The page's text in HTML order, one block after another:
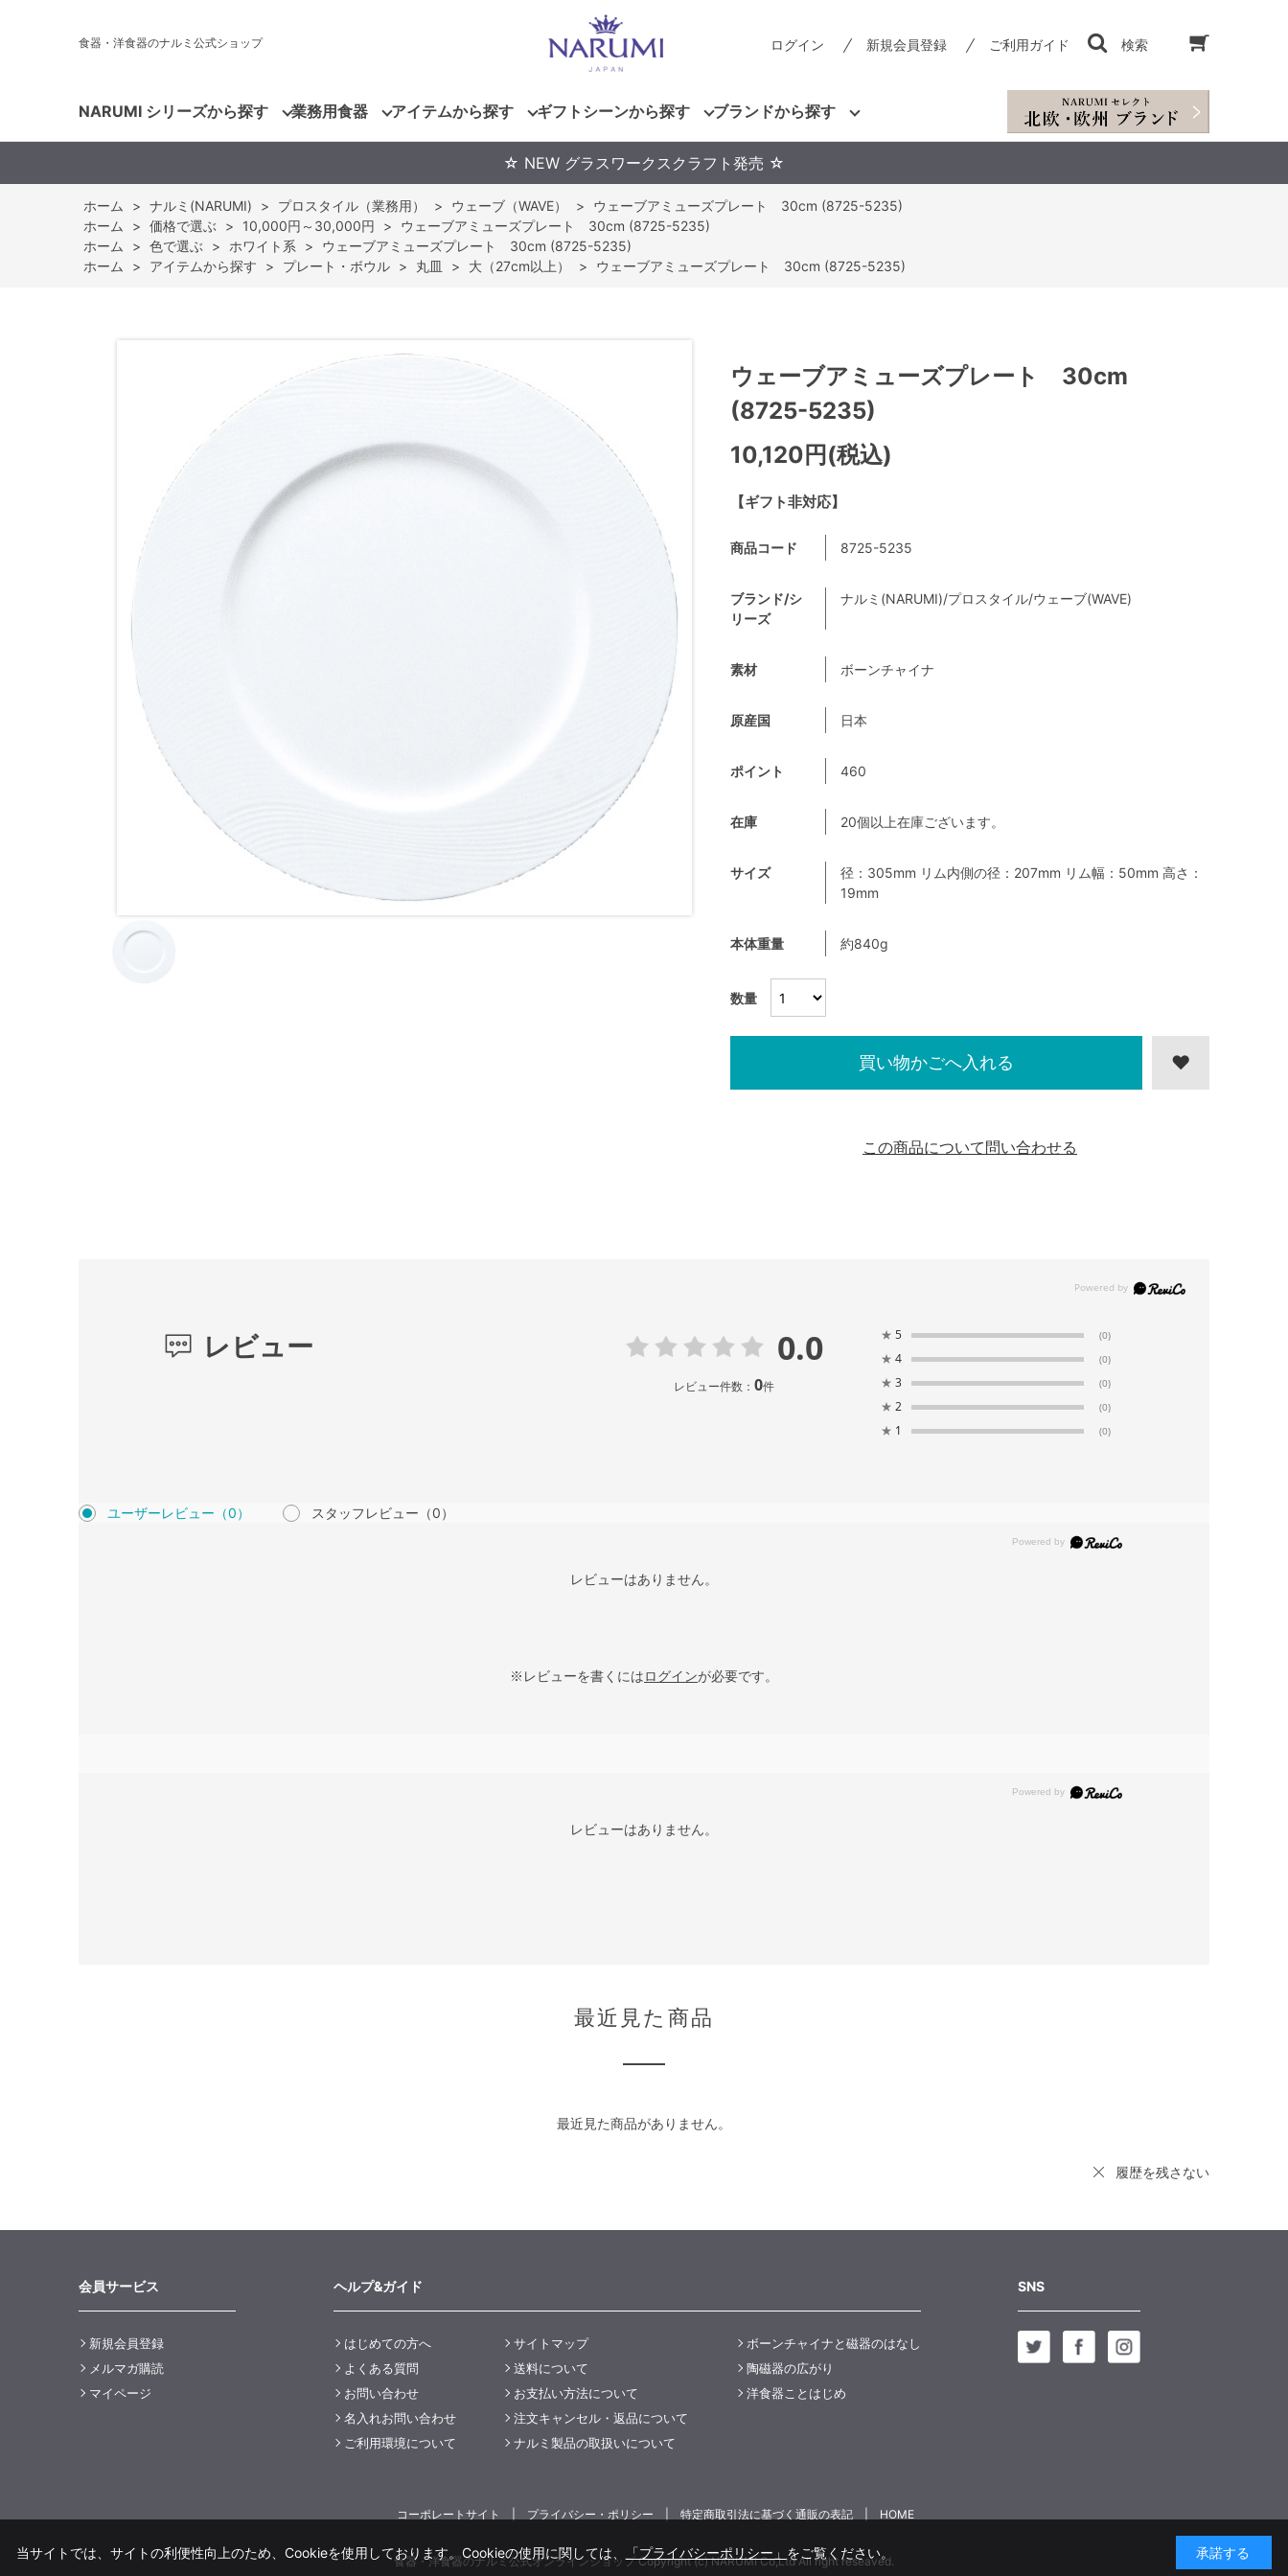
食器・洋食器のナルミ公式ショップ ログイン 新規会員登録 ご利用ガイド 検索
NARUMI シリーズから探す 業務用食器 アイテムから探す ギフトシーンから探す ブランドから探す
☆ NEW グラスワークスクラフト発売 ☆
ホーム > ナルミ(NARUMI) > プロスタイル（業務用） > ウェーブ（WAVE） >
ウェーブアミューズプレート 30cm (8725-5235)
ホーム
> 価格で選ぶ > 10,000円～30,000円 >
ウェーブアミューズプレート 30cm (8725-5235)
ホーム
> 色で選ぶ > ホワイト系 >
ウェーブアミューズプレート 30cm (8725-5235)
ホーム
> アイテムから探す > プレート・ボウル > 丸皿 > 大（27cm以上） > ウェーブアミューズプレート 30cm (8725-5235)
【ギフト非対応】
ウェーブアミューズプレート 30cm
(8725-5235)
10,120円(税込)
数量
商品コード 8725-5235
ブランド/シ
リーズ
ナルミ(NARUMI)/プロスタイル/ウェーブ(WAVE)
素材 ボーンチャイナ
原産国 日本
ポイント 460
在庫 20個以上在庫ございます。
サイズ
径：305mm リム内側の径：207mm リム幅：50mm 高さ：
19mm
本体重量 約840g
買い物かごへ入れる
この商品について問い合わせる
レビュー 0.0
レビュー件数： 0件
★ 5 (0)
★ 4 (0)
★ 3 (0)
★ 2 (0)
★ 1 (0)
ユーザーレビュー （0） スタッフレビュー （0）
レビューはありません。
※レビューを書くにはログインが必要です。
レビューはありません。
最近見た商品
最近見た商品がありません。
履歴を残さない
会員サービス
新規会員登録
メルマガ購読
マイページ
ヘルプ&ガイド
はじめての方へ
よくある質問
お問い合わせ
名入れお問い合わせ
ご利用環境について
サイトマップ
送料について
お支払い方法について
注文キャンセル・返品について
ナルミ製品の取扱いについて
ボーンチャイナと磁器のはなし
陶磁器の広がり
洋食器ことはじめ
SNS
コーポレートサイト プライバシー・ポリシー 特定商取引法に基づく通販の表記 HOME
食器・洋食器のナルミ公式オンラインショップ Copyright (c) NARUMI Co,Ltd All right reseaved.
当サイトでは、サイトの利便性向上のため、Cookieを使用しております。Cookieの使用に関しては、 「プライバシーポリシー」 をご覧ください。 承諾する